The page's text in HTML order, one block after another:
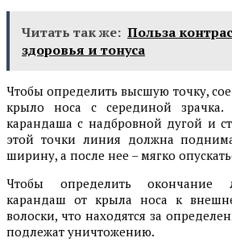
Читать так же: Польза
здоровья и тонуса
Чтобы определить высшую точку,
крыло носа с серединой зрачка.
карандаша с надбровной дугой и
этой точки линия должна
ширину, а после нее – мягко
Чтобы определить окончание
карандаш от крыла носа к
волоски, что находятся за
подлежат уничтожению.